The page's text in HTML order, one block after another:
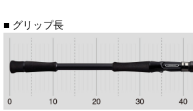
■ グリップ長